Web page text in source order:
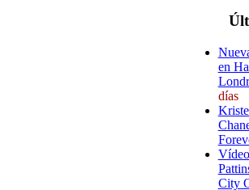
en
días
City